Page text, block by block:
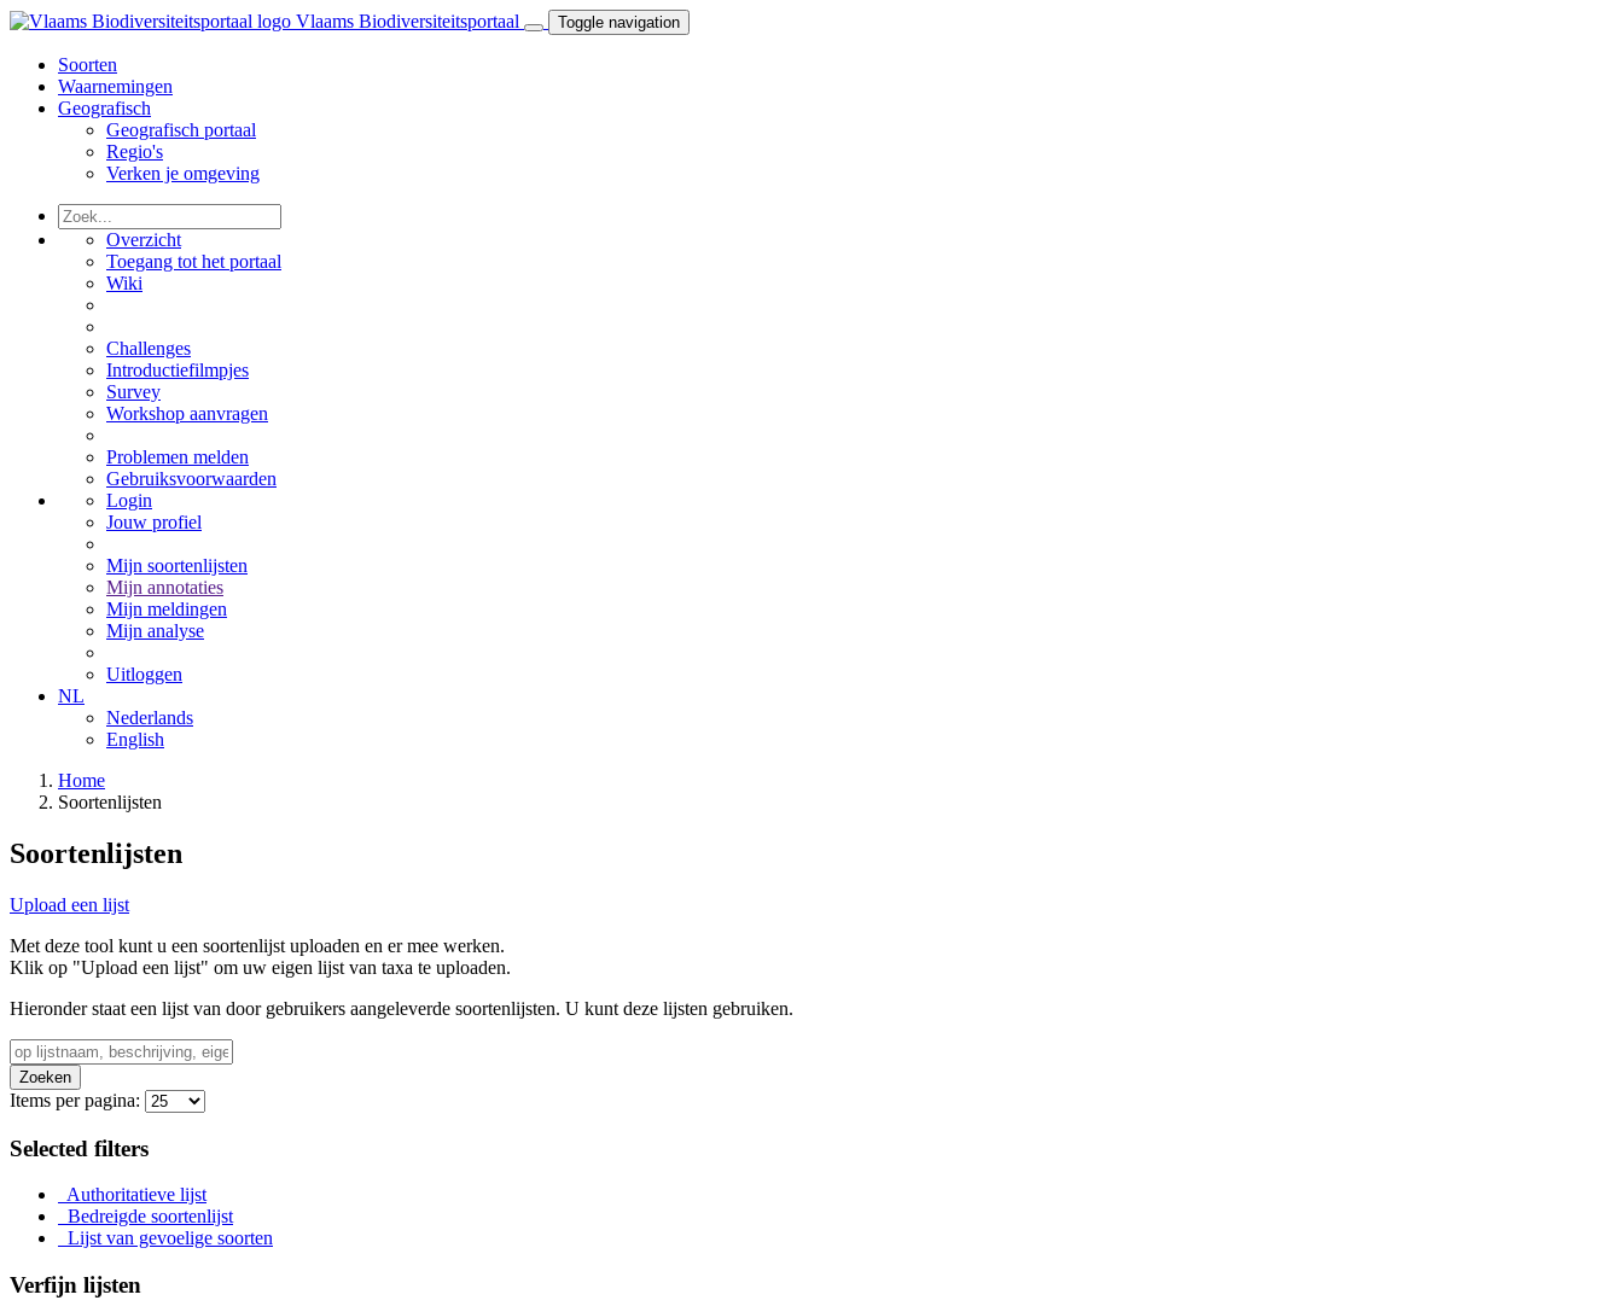
Vlaams Biodiversiteitsportaal Toggle navigation
Soorten
Waarnemingen
Geografisch
Geografisch portaal
Regio's
Verken je omgeving
Overzicht
Toegang tot het portaal
Wiki
Challenges
Introductiefilmpjes
Survey
Workshop aanvragen
Problemen melden
Gebruiksvoorwaarden
Login
Jouw profiel
Mijn soortenlijsten
Mijn annotaties
Mijn meldingen
Mijn analyse
Uitloggen
NL
Nederlands
English
Home
Soortenlijsten
Soortenlijsten
Upload een lijst
Met deze tool kunt u een soortenlijst uploaden en er mee werken.
Klik op "Upload een lijst" om uw eigen lijst van taxa te uploaden.
Hieronder staat een lijst van door gebruikers aangeleverde soortenlijsten. U kunt deze lijsten gebruiken.
Zoeken
Items per pagina:
Selected filters
Authoritatieve lijst
Bedreigde soortenlijst
Lijst van gevoelige soorten
Verfijn lijsten